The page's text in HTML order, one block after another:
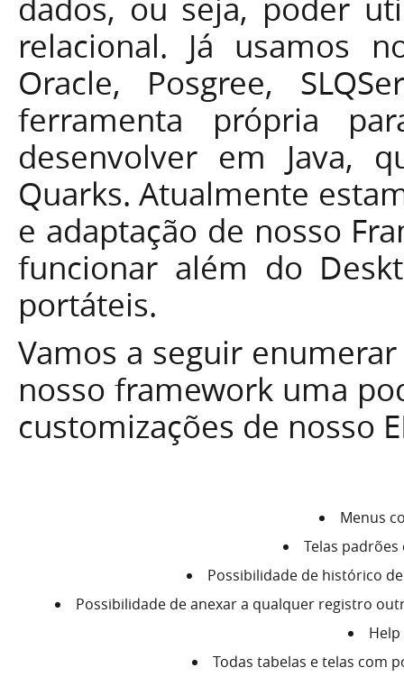
dados, ou seja, poder
relacional. Já usamos
Oracle, Posgree,
ferramenta própria
desenvolver em Java,
Quarks. Atualmente
e adaptação de nosso
funcionar além do
portáteis.
Vamos a seguir
nosso framework uma
customizações de nosso
Menus
Telas
Possibilidade de histórico
Possibilidade de anexar a qualquer registro
Todas tabelas e telas com